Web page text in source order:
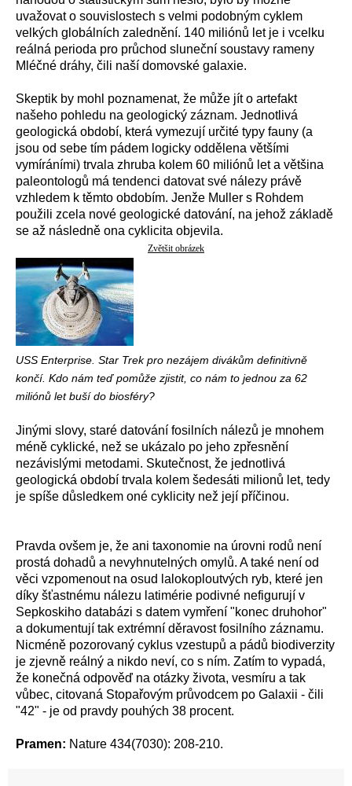
uvažovat o souvislostech s velmi podobným cyklem
velkých globálních zalednění. 140 miliónů let je i vcelku
reálná perioda pro průchod sluneční soustavy rameny
Mléčné dráhy, čili naší domovské galaxie.
Skeptik by mohl poznamenat, že může jít o artefakt
našeho pohledu na geologický záznam. Jednotlivá
geologická období, která vymezují určité typy fauny (a
jsou od sebe tím pádem logicky oddělena většími
vymíráními) trvala zhruba kolem 60 miliónů let a většina
paleontologů má tendenci datovat své nálezy právě
vzhledem k těmto obdobím. Jenže Muller s Rohdem
použili zcela nové geologické datování, na jehož základě
se až následně ona cyklicita objevila.
Zvětšit obrázek
USS Enterprise. Star Trek pro nezájem divákům definitivně
končí. Kdo nám teď pomůže zjistit, co nám to jednou za 62
miliónů let buší do biosféry?
Jinými slovy, staré datování fosilních nálezů je mnohem
méně cyklické, než se ukázalo po jeho zpřesnění
nezávislými metodami. Skutečnost, že jednotlivá
geologická období trvala kolem šedesáti milionů let, tedy
je spíše důsledkem oné cyklicity než její příčinou.
Pravda ovšem je, že ani taxonomie na úrovni rodů není
prostá dohadů a nevyhnutelných omylů. A také není od
věci vzpomenout na osud lalokoploutvých ryb, které jen
díky šťastnému nálezu latimérie podivné nefigurují v
Sepkoskiho databázi s datem vymření "konec druhohor"
a dokumentují tak extrémní děravost fosilního záznamu.
Nicméně pozorovaný cyklus vzestupů a pádů biodiverzity
je zjevně reálný a nikdo neví, co s ním. Zatím to vypadá,
že konečná odpověď na otázky života, vesmíru a tak
vůbec, citovaná Stopařovým průvodcem po Galaxii - čili
"42" - je od pravdy pouhých 38 procent.
Pramen: Nature 434(7030): 208-210.